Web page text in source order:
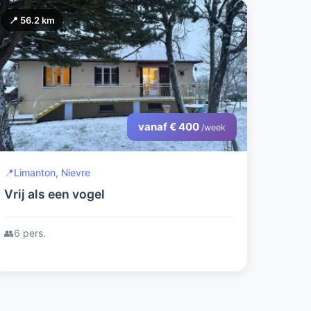
📍 56.2 km
vanaf € 400 /week
📍Limanton, Nievre
Vrij als een vogel
👥6 pers.